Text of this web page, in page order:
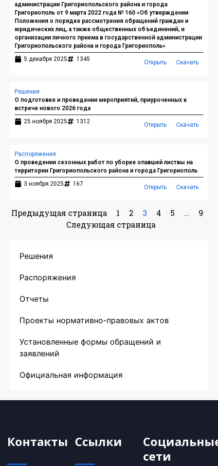
администрации Григориопольского района и города
Григориополь от 9 марта 2022 года № 160 «Об утверждении
Положения о порядке рассмотрения обращений граждан и
юридических лиц, а также общественных объединений, и
организации личного приема в государственной администрации
Григориопольского района и города Григориополь»
5 декабря 2025
1345 Открыть Скачать
Решения
О подготовке и проведении мероприятий, приуроченных к
встрече нового 2026 года
25 ноября 2025
1312 Открыть Скачать
Распоряжения
О проведении сезонных работ по уборке опавшей листвы на
территории Григориопольского района и города Григориополь
3 ноября 2025
167 Открыть Скачать
Предыдущая страница 1 2 3 4 5 …
9
Следующая страница
Решения
Распоряжения
Отчеты
Проекты нормативно-правовых актов
Установленные формы обращений и
заявлений
Официальная информация
Контакты Ссылки
сети